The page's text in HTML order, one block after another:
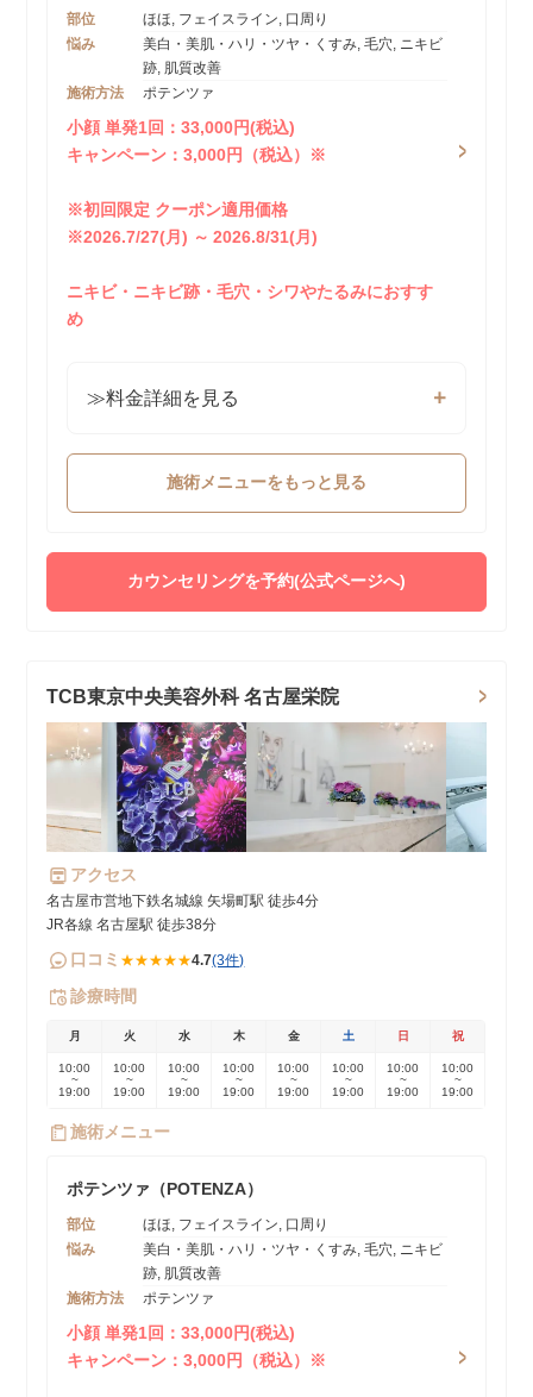
部位
ほほ, フェイスライン, 口周り
悩み
美白・美肌・ハリ・ツヤ・くすみ, 毛穴, ニキビ
跡, 肌質改善
施術方法
ポテンツァ
小顔 単発1回：33,000円(税込)
キャンペーン：3,000円（税込）※
※初回限定 クーポン適用価格
※2026.7/27(月) ～ 2026.8/31(月)
ニキビ・ニキビ跡・毛穴・シワやたるみにおすす
め
≫料金詳細を見る
施術メニューをもっと見る
カウンセリングを予約(公式ページへ)
TCB東京中央美容外科 名古屋栄院
アクセス
名古屋市営地下鉄名城線 矢場町駅 徒歩4分
JR各線 名古屋駅 徒歩38分
口コミ ★★★★★4.7(3件)
診療時間
月 火 水 木 金 土 日 祝
10:00
~
19:00
10:00
~
19:00
10:00
~
19:00
10:00
~
19:00
10:00
~
19:00
10:00
~
19:00
10:00
~
19:00
10:00
~
19:00
施術メニュー
ポテンツァ（POTENZA）
部位
ほほ, フェイスライン, 口周り
悩み
美白・美肌・ハリ・ツヤ・くすみ, 毛穴, ニキビ
跡, 肌質改善
施術方法
ポテンツァ
小顔 単発1回：33,000円(税込)
キャンペーン：3,000円（税込）※